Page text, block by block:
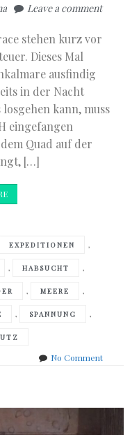
Leave a comment
stehen kurz vor
Dieses Mal
ausfindig
in der Nacht
kann, muss
eingefangen
Quad auf der
[…]
EXPEDITIONEN ,
, HABSUCHT ,
, MEERE ,
, SPANNUNG ,
No Commenton
Jagd